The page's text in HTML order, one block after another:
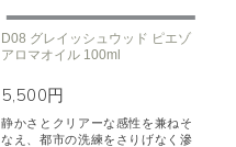
D08 グレイッシュウッド ピエゾ
アロマオイル 100ml
5,500円
静かさとクリアーな感性を兼ねそ
なえ、都市の洗練をさりげなく滲